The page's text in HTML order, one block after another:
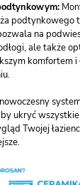
podtynkowego
na
ale także
komfortem
ukryć
Twojej